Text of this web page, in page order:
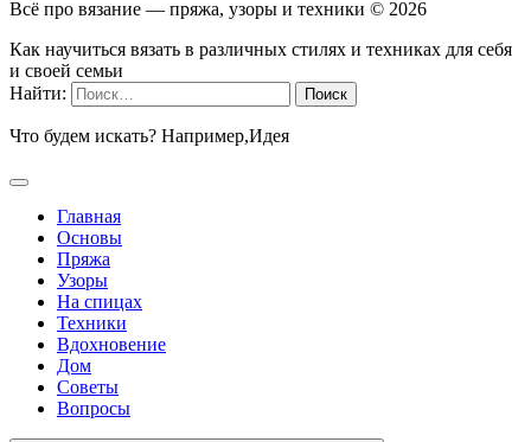
Всё про вязание — пряжа, узоры и техники © 2026
Как научиться вязать в различных стилях и техниках для себя
и своей семьи
Найти:
Что будем искать? Например,Идея
Главная
Основы
Пряжа
Узоры
На спицах
Техники
Вдохновение
Дом
Советы
Вопросы